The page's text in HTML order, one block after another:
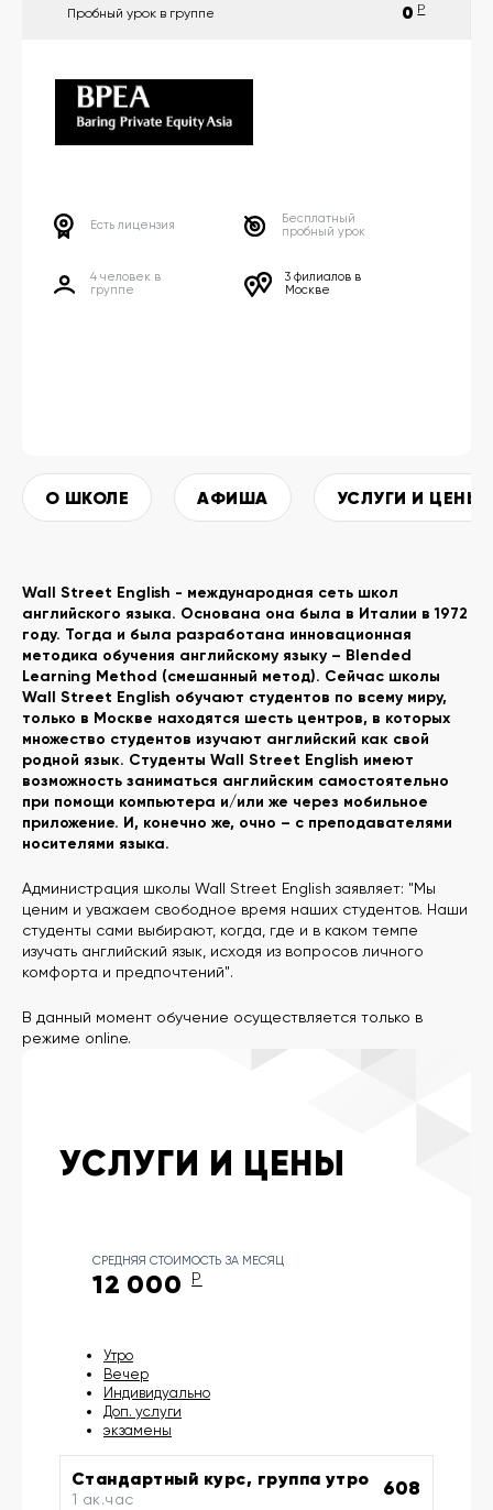
выборе?
Добавить
Пробный урок в группе 0 P
Есть лицензия
Бесплатный
пробный урок
4 человек в
группе
3 филиалов в
Москве
О ШКОЛЕ АФИША УСЛУГИ И ЦЕНЫ
Wall Street English - международная сеть школ
английского языка. Основана она была в Италии в 1972
году. Тогда и была разработана инновационная
методика обучения английскому языку – Blended
Learning Method (смешанный метод). Сейчас школы
Wall Street English обучают студентов по всему миру,
только в Москве находятся шесть центров, в которых
множество студентов изучают английский как свой
родной язык. Студенты Wall Street English имеют
возможность заниматься английским самостоятельно
при помощи компьютера и/или же через мобильное
приложение. И, конечно же, очно – с преподавателями
носителями языка.
Администрация школы Wall Street English заявляет: "Мы
ценим и уважаем свободное время наших студентов. Наши
студенты сами выбирают, когда, где и в каком темпе
изучать английский язык, исходя из вопросов личного
комфорта и предпочтений".
В данный момент обучение осуществляется только в
режиме online.
УСЛУГИ И ЦЕНЫ
СРЕДНЯЯ СТОИМОСТЬ ЗА МЕСЯЦ
12 000 Р
Утро
Вечер
Индивидуально
Доп. услуги
экзамены
Стандартный курс, группа утро
1 ак.час 608